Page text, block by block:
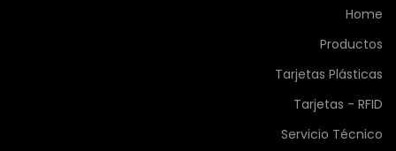
Home
Productos
Tarjetas Plásticas
Tarjetas - RFID
Servicio Técnico